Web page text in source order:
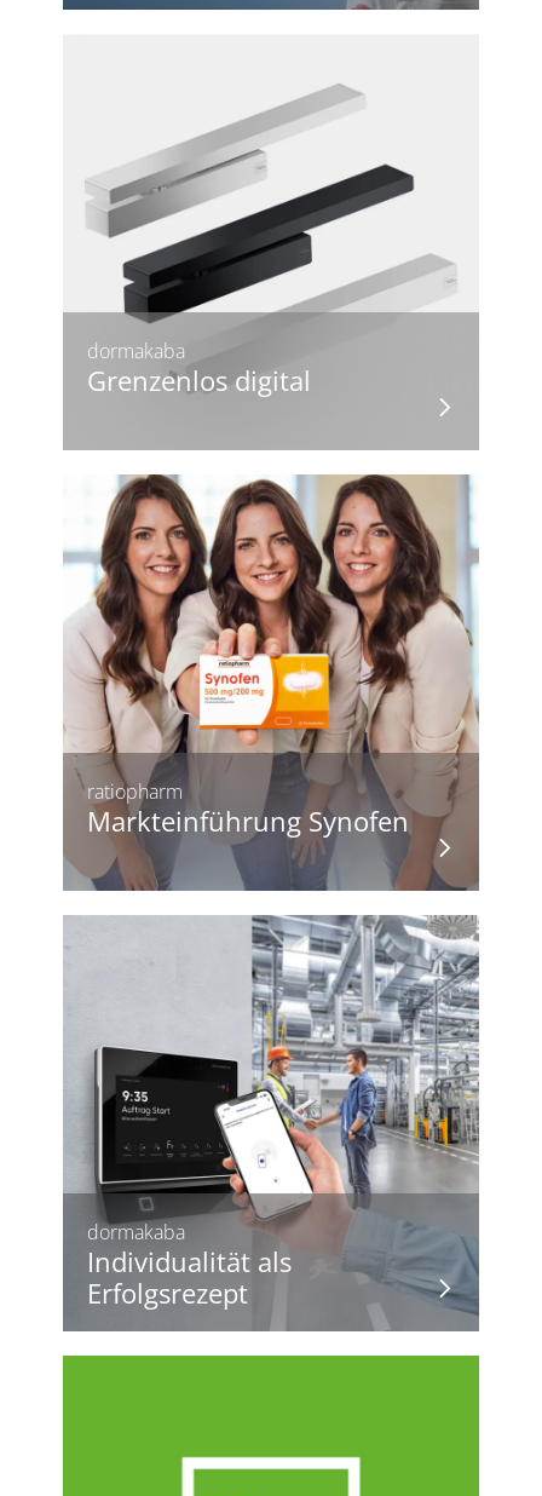
dormakaba
Grenzenlos digital
ratiopharm
Markteinführung Synofen
dormakaba
Individualität als
Erfolgsrezept